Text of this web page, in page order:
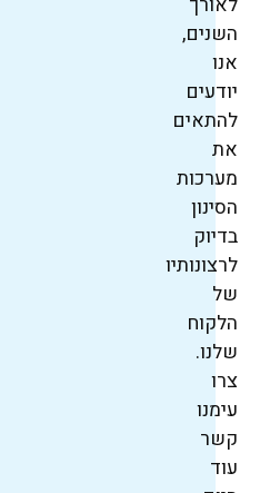
השנים,
אנו
יודעים
להתאים
את
מערכות
הסינון
בדיוק
לרצונותיו
של
הלקוח
שלנו.
צרו
עימנו
קשר
עוד